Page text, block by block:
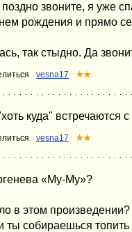
звоните, я уже
рождения и прямо
так стыдно. Да
vesna17 ★★
куда" встречаются
vesna17 ★★
«Му-Му»?
в этом произведении?
ты собираешься